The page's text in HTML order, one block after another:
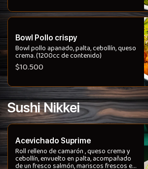
Bowl Pollo crispy
Bowl pollo apanado, palta, cebollín, queso
crema. (1200cc de contenido)
$10.500
Sushi Nikkei
Acevichado Suprime
Roll relleno de camarón , queso crema y
cebollín, envuelto en palta, acompañado
de un fresco salmón, mariscos frescos en